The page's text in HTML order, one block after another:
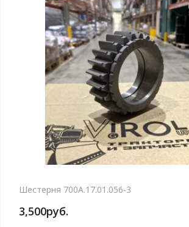
Шестерня 700А.17.01.056-3
3,500руб.